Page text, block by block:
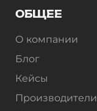
ОБЩЕЕ
О компании
Блог
Кейсы
Производители